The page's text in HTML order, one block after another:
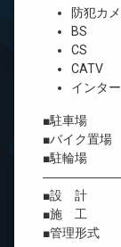
防犯カ
BS
CS
CATV
インタ
■駐車
■バイク置
■駐輪
■設 計
■施 工
■管理形式